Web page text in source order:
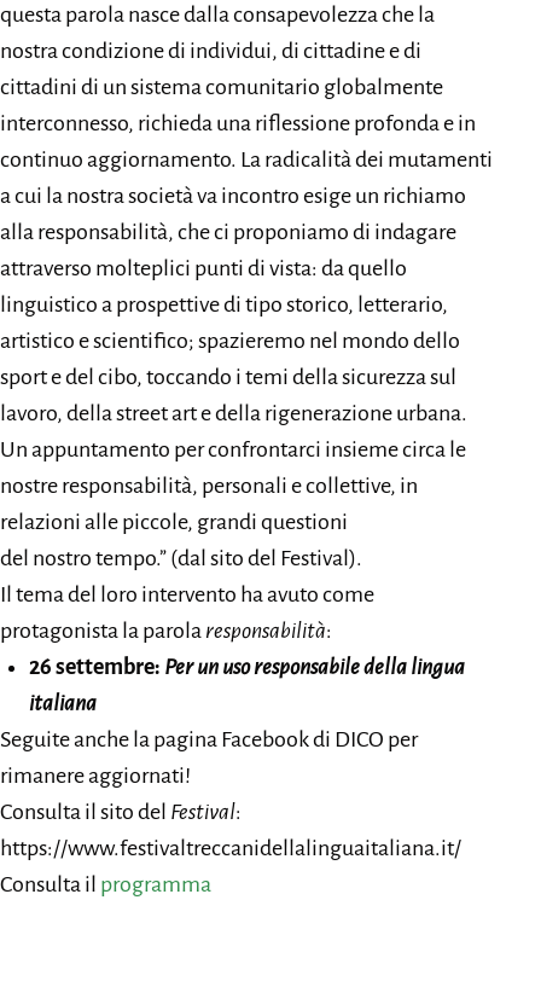
questa parola nasce dalla consapevolezza che la
nostra condizione di individui, di cittadine e di
cittadini di un sistema comunitario globalmente
interconnesso, richieda una riflessione profonda e in
continuo aggiornamento. La radicalità dei mutamenti
a cui la nostra società va incontro esige un richiamo
alla responsabilità, che ci proponiamo di indagare
attraverso molteplici punti di vista: da quello
linguistico a prospettive di tipo storico, letterario,
artistico e scientifico; spazieremo nel mondo dello
sport e del cibo, toccando i temi della sicurezza sul
lavoro, della street art e della rigenerazione urbana.
Un appuntamento per confrontarci insieme circa le
nostre responsabilità, personali e collettive, in
relazioni alle piccole, grandi questioni
del nostro tempo.” (dal sito del Festival).
Il tema del loro intervento ha avuto come
protagonista la parola responsabilità:
26 settembre: Per un uso responsabile della lingua
italiana
Seguite anche la pagina Facebook di DICO per
rimanere aggiornati!
Consulta il sito del Festival:
https://www.festivaltreccanidellalinguaitaliana.it/
Consulta il programma